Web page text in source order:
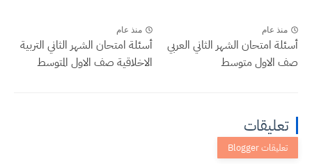
منذ عام
أسئلة امتحان الشهر الثاني العربي
صف الاول متوسط
منذ عام
أسئلة امتحان الشهر الثاني التربية
الاخلاقية صف الاول المتوسط
تعليقات